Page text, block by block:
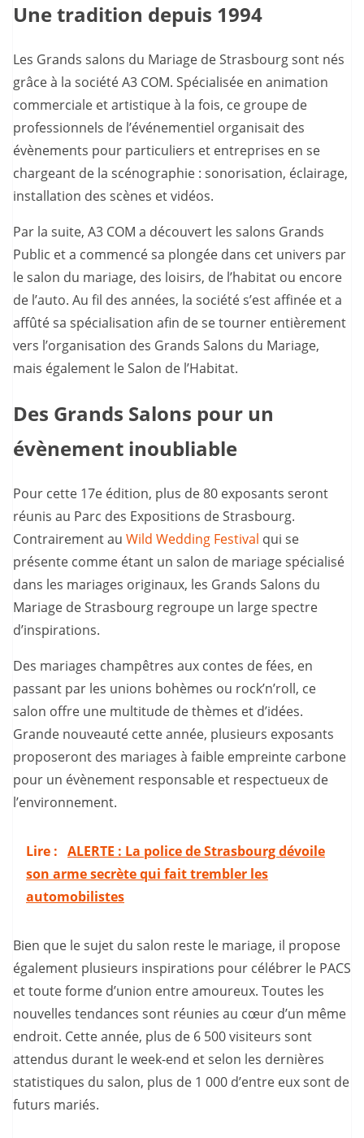
Une tradition depuis 1994
Les Grands salons du Mariage de Strasbourg sont nés
grâce à la société A3 COM. Spécialisée en animation
commerciale et artistique à la fois, ce groupe de
professionnels de l’événementiel organisait des
évènements pour particuliers et entreprises en se
chargeant de la scénographie : sonorisation, éclairage,
installation des scènes et vidéos.
Par la suite, A3 COM a découvert les salons Grands
Public et a commencé sa plongée dans cet univers par
le salon du mariage, des loisirs, de l’habitat ou encore
de l’auto. Au fil des années, la société s’est affinée et a
affûté sa spécialisation afin de se tourner entièrement
vers l’organisation des Grands Salons du Mariage,
mais également le Salon de l’Habitat.
Des Grands Salons pour un
évènement inoubliable
Pour cette 17e édition, plus de 80 exposants seront
réunis au Parc des Expositions de Strasbourg.
Contrairement au Wild Wedding Festival qui se
présente comme étant un salon de mariage spécialisé
dans les mariages originaux, les Grands Salons du
Mariage de Strasbourg regroupe un large spectre
d’inspirations.
Des mariages champêtres aux contes de fées, en
passant par les unions bohèmes ou rock’n’roll, ce
salon offre une multitude de thèmes et d’idées.
Grande nouveauté cette année, plusieurs exposants
proposeront des mariages à faible empreinte carbone
pour un évènement responsable et respectueux de
l’environnement.
Lire : ALERTE : La police de Strasbourg dévoile
son arme secrète qui fait trembler les
automobilistes
Bien que le sujet du salon reste le mariage, il propose
également plusieurs inspirations pour célébrer le PACS
et toute forme d’union entre amoureux. Toutes les
nouvelles tendances sont réunies au cœur d’un même
endroit. Cette année, plus de 6 500 visiteurs sont
attendus durant le week-end et selon les dernières
statistiques du salon, plus de 1 000 d’entre eux sont de
futurs mariés.